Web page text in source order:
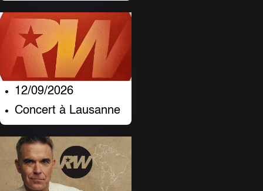
12/09/2026
Concert à Lausanne